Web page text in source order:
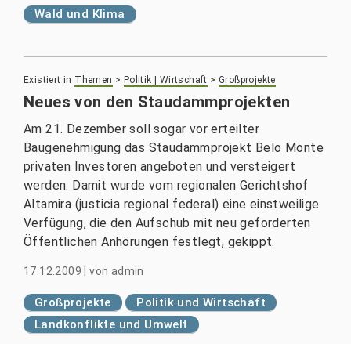
Wald und Klima
Existiert in Themen > Politik | Wirtschaft >Großprojekte
Neues von den Staudammprojekten
Am 21. Dezember soll sogar vor erteilter
Baugenehmigung das Staudammprojekt Belo Monte
privaten Investoren angeboten und versteigert
werden. Damit wurde vom regionalen Gerichtshof
Altamira (justicia regional federal) eine einstweilige
Verfügung, die den Aufschub mit neu geforderten
Öffentlichen Anhörungen festlegt, gekippt.
17.12.2009 |von admin
Großprojekte
Politik und Wirtschaft
Landkonflikte und Umwelt